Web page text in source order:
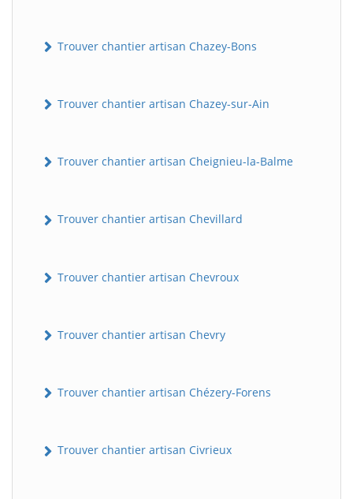
Trouver chantier artisan Chazey-Bons
Trouver chantier artisan Chazey-sur-Ain
Trouver chantier artisan Cheignieu-la-Balme
Trouver chantier artisan Chevillard
Trouver chantier artisan Chevroux
Trouver chantier artisan Chevry
Trouver chantier artisan Chézery-Forens
Trouver chantier artisan Civrieux